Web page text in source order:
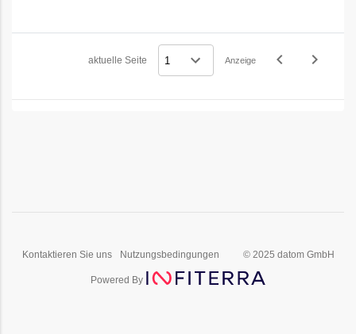
aktuelle Seite Anzeige navigate_before navigate_next
Kontaktieren Sie uns Nutzungsbedingungen © 2025 datom GmbH
Powered By